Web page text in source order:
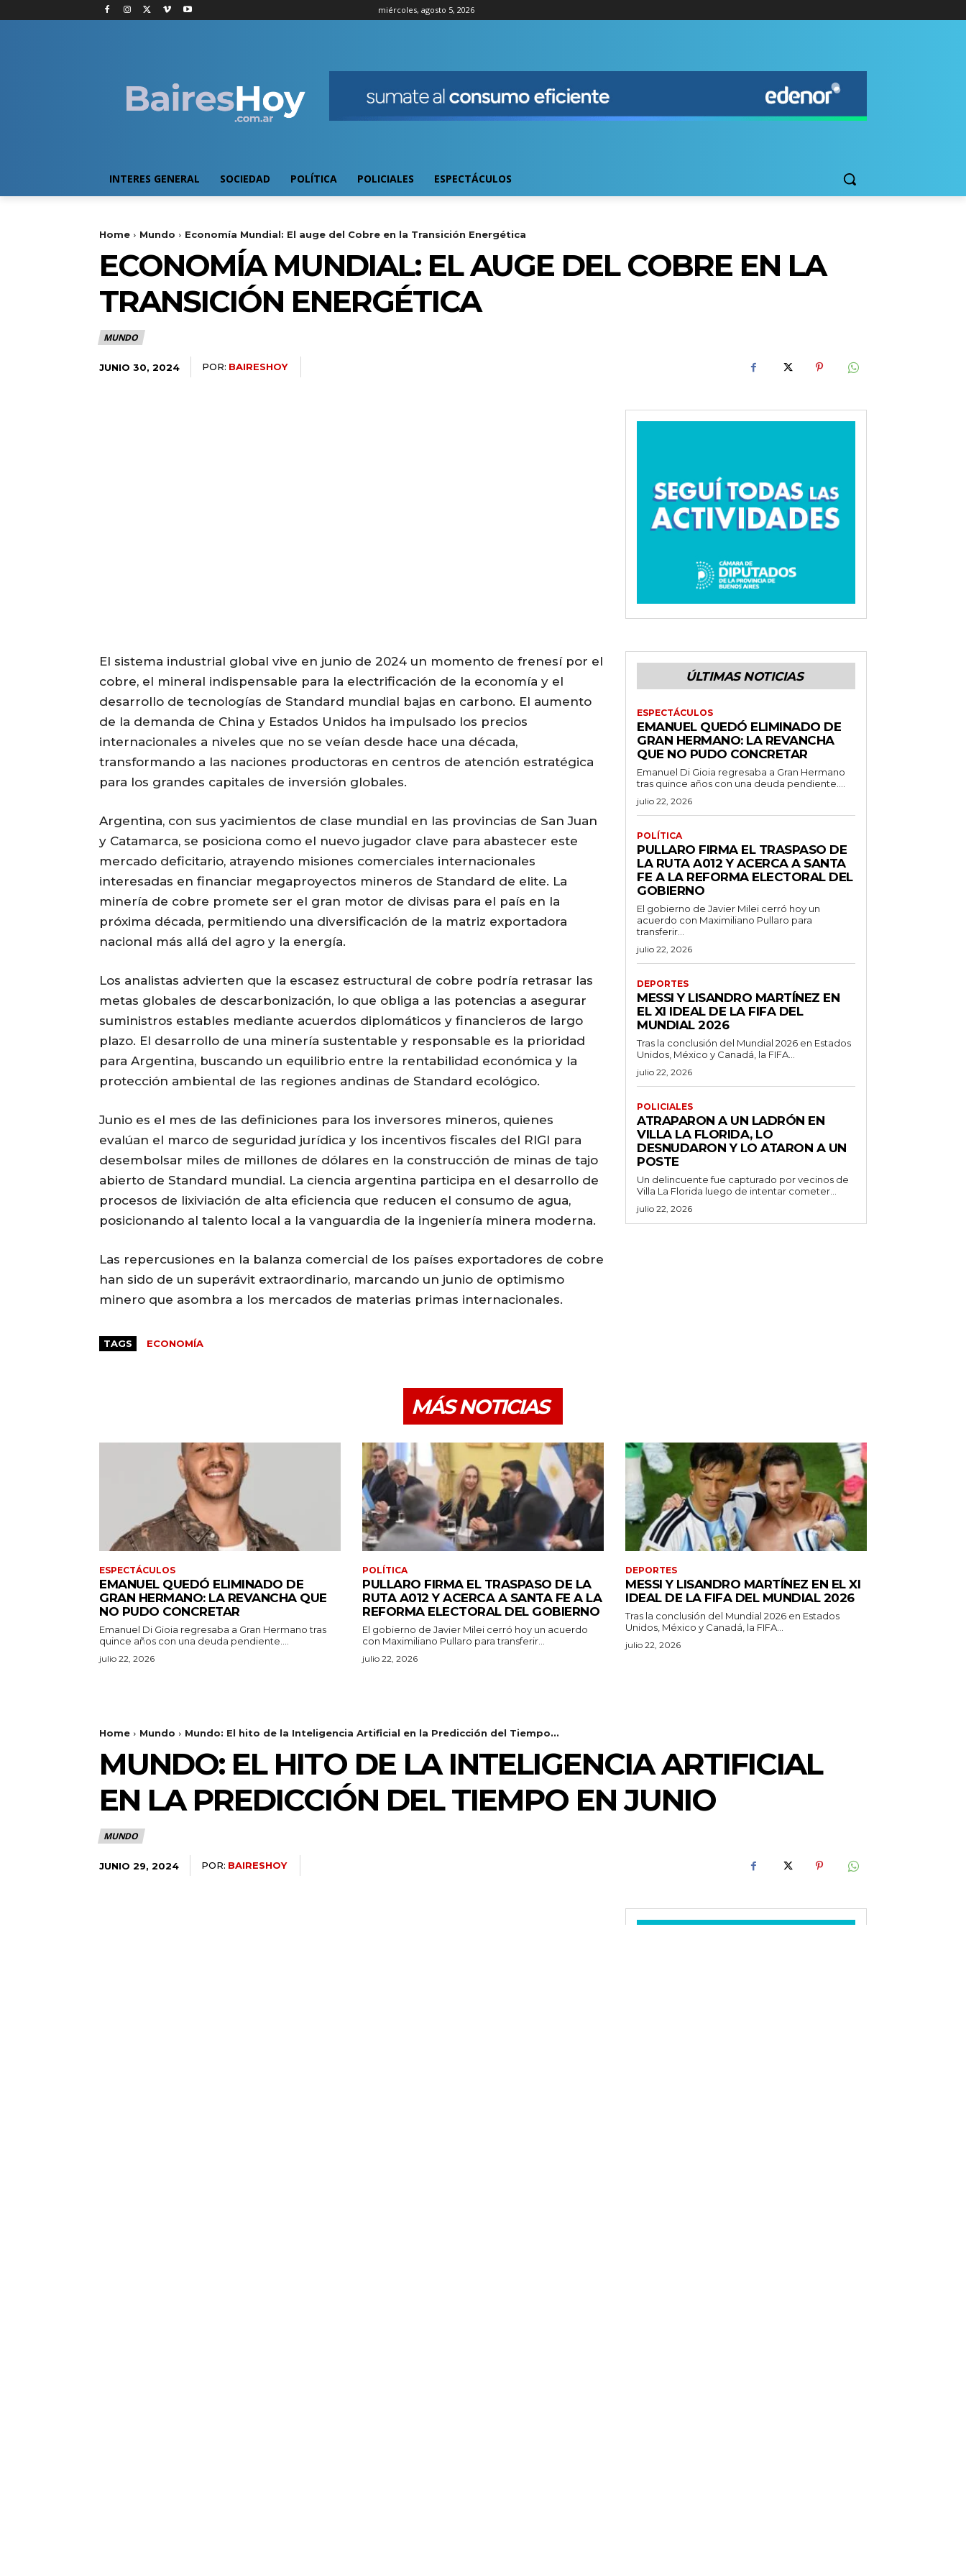
miércoles, agosto 5, 2026
INTERES GENERAL SOCIEDAD POLÍTICA POLICIALES ESPECTÁCULOS
Home Mundo Economía Mundial: El auge del Cobre en la Transición Energética
ECONOMÍA MUNDIAL: EL AUGE DEL COBRE EN LA
TRANSICIÓN ENERGÉTICA
MUNDO
JUNIO 30, 2024 POR: BAIRESHOY
El sistema industrial global vive en junio de 2024 un momento de frenesí por el
cobre, el mineral indispensable para la electrificación de la economía y el
desarrollo de tecnologías de Standard mundial bajas en carbono. El aumento
de la demanda de China y Estados Unidos ha impulsado los precios
internacionales a niveles que no se veían desde hace una década,
transformando a las naciones productoras en centros de atención estratégica
para los grandes capitales de inversión globales.
Argentina, con sus yacimientos de clase mundial en las provincias de San Juan
y Catamarca, se posiciona como el nuevo jugador clave para abastecer este
mercado deficitario, atrayendo misiones comerciales internacionales
interesadas en financiar megaproyectos mineros de Standard de elite. La
minería de cobre promete ser el gran motor de divisas para el país en la
próxima década, permitiendo una diversificación de la matriz exportadora
nacional más allá del agro y la energía.
Los analistas advierten que la escasez estructural de cobre podría retrasar las
metas globales de descarbonización, lo que obliga a las potencias a asegurar
suministros estables mediante acuerdos diplomáticos y financieros de largo
plazo. El desarrollo de una minería sustentable y responsable es la prioridad
para Argentina, buscando un equilibrio entre la rentabilidad económica y la
protección ambiental de las regiones andinas de Standard ecológico.
Junio es el mes de las definiciones para los inversores mineros, quienes
evalúan el marco de seguridad jurídica y los incentivos fiscales del RIGI para
desembolsar miles de millones de dólares en la construcción de minas de tajo
abierto de Standard mundial. La ciencia argentina participa en el desarrollo de
procesos de lixiviación de alta eficiencia que reducen el consumo de agua,
posicionando al talento local a la vanguardia de la ingeniería minera moderna.
Las repercusiones en la balanza comercial de los países exportadores de cobre
han sido de un superávit extraordinario, marcando un junio de optimismo
minero que asombra a los mercados de materias primas internacionales.
TAGS ECONOMÍA
ÚLTIMAS NOTICIAS
ESPECTÁCULOS
EMANUEL QUEDÓ ELIMINADO DE
GRAN HERMANO: LA REVANCHA
QUE NO PUDO CONCRETAR
Emanuel Di Gioia regresaba a Gran Hermano
tras quince años con una deuda pendiente....
julio 22, 2026
POLÍTICA
PULLARO FIRMA EL TRASPASO DE
LA RUTA A012 Y ACERCA A SANTA
FE A LA REFORMA ELECTORAL DEL
GOBIERNO
El gobierno de Javier Milei cerró hoy un
acuerdo con Maximiliano Pullaro para
transferir...
julio 22, 2026
DEPORTES
MESSI Y LISANDRO MARTÍNEZ EN
EL XI IDEAL DE LA FIFA DEL
MUNDIAL 2026
Tras la conclusión del Mundial 2026 en Estados
Unidos, México y Canadá, la FIFA...
julio 22, 2026
POLICIALES
ATRAPARON A UN LADRÓN EN
VILLA LA FLORIDA, LO
DESNUDARON Y LO ATARON A UN
POSTE
Un delincuente fue capturado por vecinos de
Villa La Florida luego de intentar cometer...
julio 22, 2026
MÁS NOTICIAS
ESPECTÁCULOS
EMANUEL QUEDÓ ELIMINADO DE
GRAN HERMANO: LA REVANCHA QUE
NO PUDO CONCRETAR
Emanuel Di Gioia regresaba a Gran Hermano tras
quince años con una deuda pendiente....
julio 22, 2026
POLÍTICA
PULLARO FIRMA EL TRASPASO DE LA
RUTA A012 Y ACERCA A SANTA FE A LA
REFORMA ELECTORAL DEL GOBIERNO
El gobierno de Javier Milei cerró hoy un acuerdo
con Maximiliano Pullaro para transferir...
julio 22, 2026
DEPORTES
MESSI Y LISANDRO MARTÍNEZ EN EL XI
IDEAL DE LA FIFA DEL MUNDIAL 2026
Tras la conclusión del Mundial 2026 en Estados
Unidos, México y Canadá, la FIFA...
julio 22, 2026